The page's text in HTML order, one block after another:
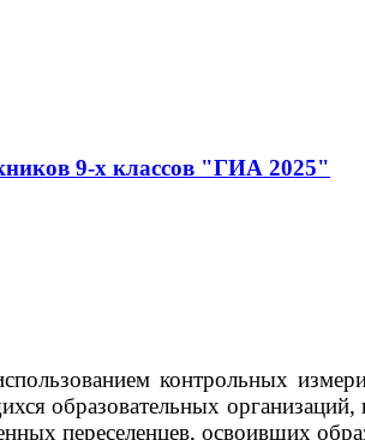
9-х классов "ГИА 2025"
контрольных
образовательных организаций,
переселенцев, освоивших